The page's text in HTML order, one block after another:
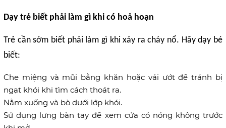
Dạy trẻ biết phải làm gì khi có hoả hoạn
Trẻ cần sớm biết phải làm gì khi xảy ra cháy nổ. Hãy dạy bé
biết:
Che miệng và mũi bằng khăn hoặc vải ướt để tránh bị
ngạt khói khi tìm cách thoát ra.
Nằm xuống và bò dưới lớp khói.
Sử dụng lưng bàn tay để xem cửa có nóng không trước